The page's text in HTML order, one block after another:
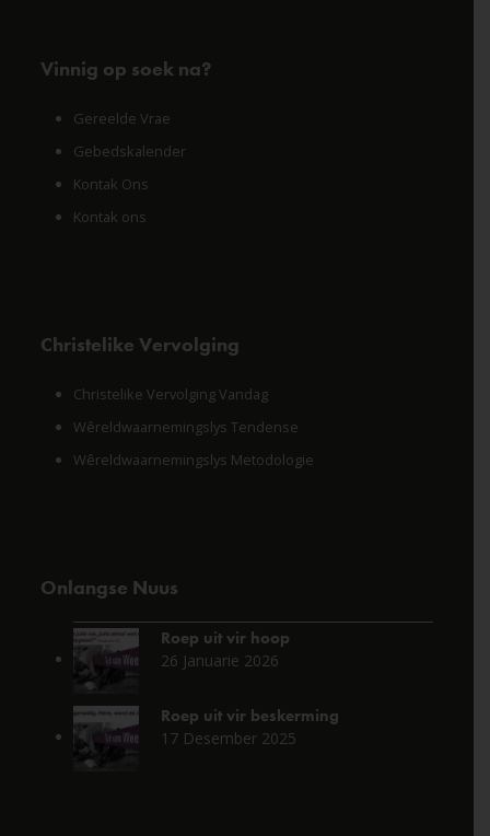
Vinnig op soek na?
Gereelde Vrae
Gebedskalender
Kontak Ons
Kontak ons
Christelike Vervolging
Christelike Vervolging Vandag
Wêreldwaarnemingslys Tendense
Wêreldwaarnemingslys Metodologie
Onlangse Nuus
Roep uit vir hoop
26 Januarie 2026
Roep uit vir beskerming
17 Desember 2025